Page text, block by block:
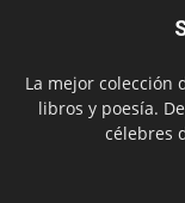
La mejor colección
libros y poesía.
célebres